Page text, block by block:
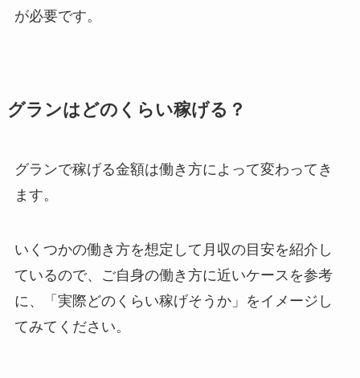
が必要です。
グランはどのくらい稼げる？
グランで稼げる金額は働き方によって変わってき
ます。
いくつかの働き方を想定して月収の目安を紹介し
ているので、ご自身の働き方に近いケースを参考
に、「実際どのくらい稼げそうか」をイメージし
てみてください。